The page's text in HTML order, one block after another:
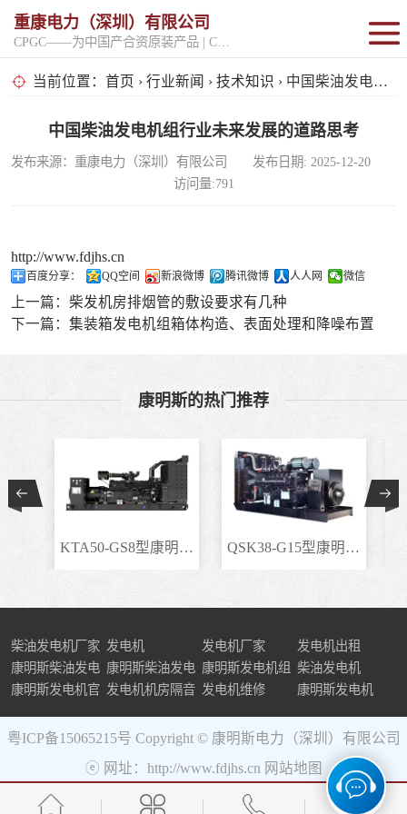
重康电力（深圳）有限公司
当前位置： 首页 › 行业新闻 › 技术知识 › 中国柴油发电机组行业未来发展的道路思考
中国柴油发电机组行业未来发展的道路思考
发布来源：重康电力（深圳）有限公司 发布日期: 2025-12-20
访问量:791
http://www.fdjhs.cn
百度分享： QQ空间 新浪微博 腾讯微博 人人网 微信
上一篇： 柴发机房排烟管的敷设要求有几种
下一篇： 集装箱发电机组箱体构造、表面处理和降噪布置
康明斯的热门推荐
KTA50-GS8型康明斯柴.. QSK38-G15型康明斯柴..
柴油发电机厂家 发电机 发电机厂家
发电机出租
康明斯柴油发电
机组
康明斯柴油发电
机
康明斯发电机组 柴油发电机
康明斯发电机官 发电机机房隔音 发电机维修 康明斯发电机
粤ICP备15065215号 Copyright © 康明斯电力（深圳）有限公司
ⓔ 网址：http://www.fdjhs.cn 网站地图
固定开架式
超静音型
移动电站